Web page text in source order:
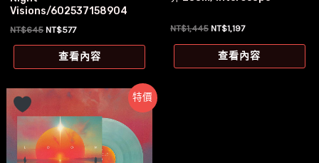
Visions/602537158904
NT$645 原
格：
NT$577目
價
格：
查看內容
NT$1,445 原
價
格：
NT$1,197目
價
格：
查看內容
特價